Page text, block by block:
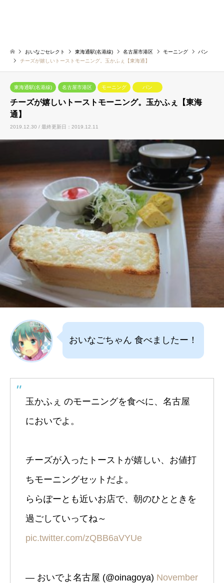
おいなごセレクト 東海通駅(名港線) 名古屋市港区 モーニング
パン
チーズが嬉しいトーストモーニング。玉かふぇ【東海通】
東海通駅(名港線) 名古屋市港区 モーニング パン
チーズが嬉しいトーストモーニング。玉かふぇ【東海
通】
2019.12.30 / 最終更新日：2019.12.11
おいなごちゃん 食べましたー！
玉かふぇ のモーニングを食べに、名古屋
においでよ。
チーズが入ったトーストが嬉しい、お値打
ちモーニングセットだよ。
ららぽーとも近いお店で、朝のひとときを
過ごしていってね～
pic.twitter.com/zQBB6aVYUe
— おいでよ名古屋 (@oinagoya) November